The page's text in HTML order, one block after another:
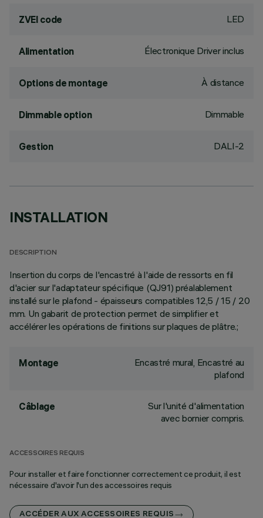
ZVEI code LED
Alimentation Électronique Driver inclus
Options de montage À distance
Dimmable option Dimmable
Gestion DALI-2
INSTALLATION
DESCRIPTION
Insertion du corps de l'encastré à l'aide de ressorts en fil
d'acier sur l'adaptateur spécifique (QJ91) préalablement
installé sur le plafond - épaisseurs compatibles 12,5 / 15 / 20
mm. Un gabarit de protection permet de simplifier et
accélérer les opérations de finitions sur plaques de plâtre.;
Montage
Encastré mural, Encastré au
plafond
Câblage
Sur l'unité d'alimentation
avec bornier compris.
ACCESSOIRES REQUIS
Pour installer et faire fonctionner correctement ce produit, il est
nécessaire d'avoir l'un des accessoires requis
ACCÉDER AUX ACCESSOIRES REQUIS